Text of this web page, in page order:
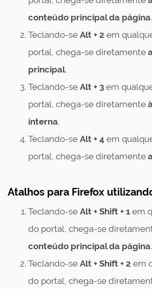
conteúdo principal da página.
Teclando-se Alt + 2 em
portal, chega-se diretamente
principal.
Teclando-se Alt + 3 em
portal, chega-se diretamente
interna.
Teclando-se Alt + 4 em
portal, chega-se diretamente
Atalhos para Firefox
Teclando-se Alt + Shift + 1 em
do portal, chega-se
conteúdo principal da página.
Teclando-se Alt + Shift + 2 em
do portal, chega-se